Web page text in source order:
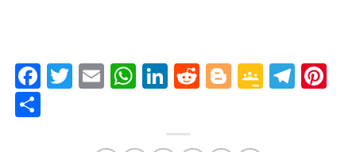
Facebook
Twitter
EmailWhatsApp
LinkedIn
Reddit
Blogger
Google